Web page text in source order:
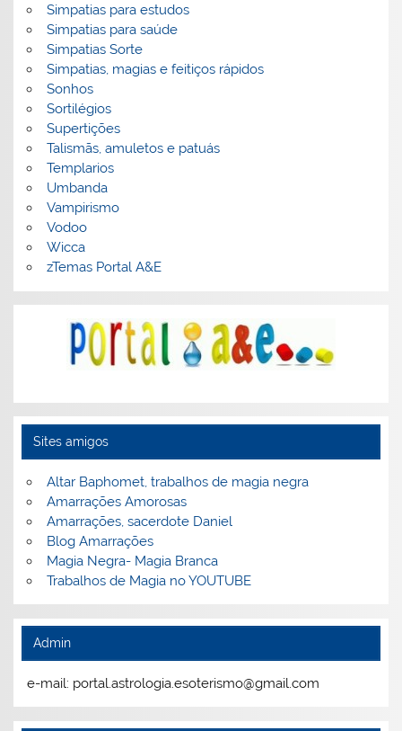
Simpatias para estudos
Simpatias para saúde
Simpatias Sorte
Simpatias, magias e feitiços rápidos
Sonhos
Sortilégios
Supertições
Talismãs, amuletos e patuás
Templarios
Umbanda
Vampirismo
Vodoo
Wicca
zTemas Portal A&E
Sites amigos
Altar Baphomet, trabalhos de magia negra
Amarrações Amorosas
Amarrações, sacerdote Daniel
Blog Amarrações
Magia Negra- Magia Branca
Trabalhos de Magia no YOUTUBE
Admin
e-mail: portal.astrologia.esoterismo@gmail.com